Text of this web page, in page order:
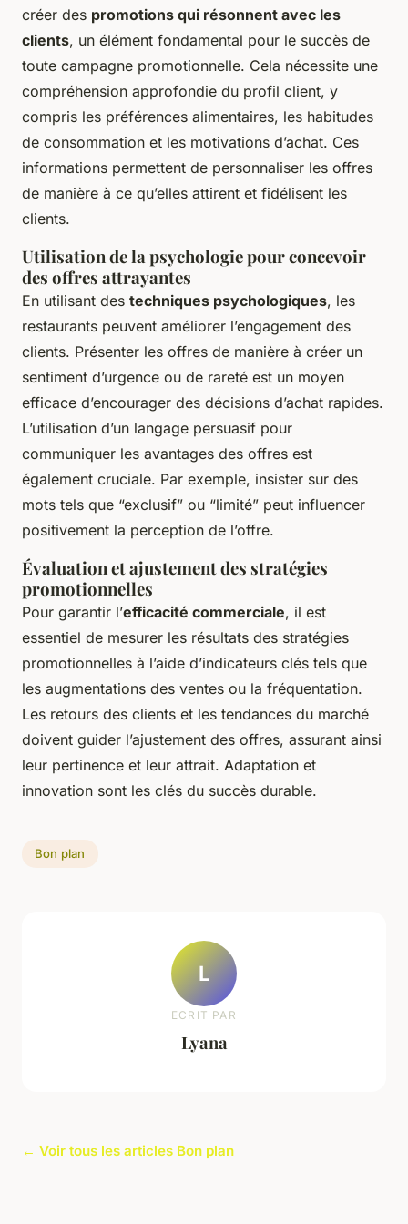
créer des promotions qui résonnent avec les
clients, un élément fondamental pour le succès de
toute campagne promotionnelle. Cela nécessite une
compréhension approfondie du profil client, y
compris les préférences alimentaires, les habitudes
de consommation et les motivations d’achat. Ces
informations permettent de personnaliser les offres
de manière à ce qu’elles attirent et fidélisent les
clients.
Utilisation de la psychologie pour concevoir
des offres attrayantes
En utilisant des techniques psychologiques, les
restaurants peuvent améliorer l’engagement des
clients. Présenter les offres de manière à créer un
sentiment d’urgence ou de rareté est un moyen
efficace d’encourager des décisions d’achat rapides.
L’utilisation d’un langage persuasif pour
communiquer les avantages des offres est
également cruciale. Par exemple, insister sur des
mots tels que “exclusif” ou “limité” peut influencer
positivement la perception de l’offre.
Évaluation et ajustement des stratégies
promotionnelles
Pour garantir l’efficacité commerciale, il est
essentiel de mesurer les résultats des stratégies
promotionnelles à l’aide d’indicateurs clés tels que
les augmentations des ventes ou la fréquentation.
Les retours des clients et les tendances du marché
doivent guider l’ajustement des offres, assurant ainsi
leur pertinence et leur attrait. Adaptation et
innovation sont les clés du succès durable.
Bon plan
L
ECRIT PAR
Lyana
← Voir tous les articles Bon plan